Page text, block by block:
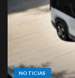
NOTICIAS